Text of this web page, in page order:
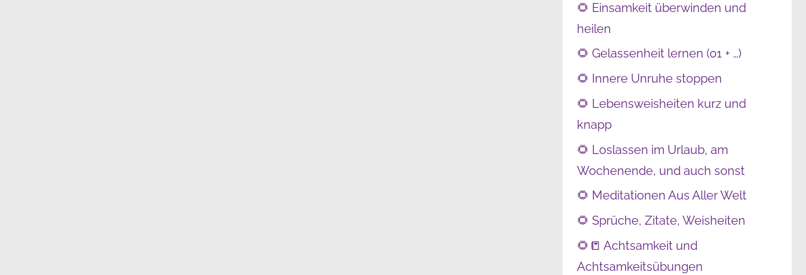
🌻 Einsamkeit überwinden und
heilen
🌻 Gelassenheit lernen (01 + …)
🌻 Innere Unruhe stoppen
🌻 Lebensweisheiten kurz und
knapp
🌻 Loslassen im Urlaub, am
Wochenende, und auch sonst
🌻 Meditationen Aus Aller Welt
🌻 Sprüche, Zitate, Weisheiten
🌻📒 Achtsamkeit und
Achtsamkeitsübungen